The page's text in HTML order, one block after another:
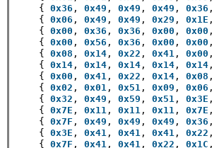
    {
0x36 , 0x49 , 0x49 , 0x49 , 0x36 ,
    {
0x06 , 0x49 , 0x49 , 0x29 , 0x1E ,
    {
0x00 , 0x36 , 0x36 , 0x00 , 0x00 ,
    {
0x00 , 0x56 , 0x36 , 0x00 , 0x00 ,
    {
0x08 , 0x14, 0x22 , 0x41 , 0x00 ,
    {
0x14, 0x14, 0x14, 0x14, 0x14,
    {
0x00 , 0x41 , 0x22 , 0x14, 0x08 ,
    {
0x02 , 0x01 , 0x51 , 0x09 , 0x06 ,
    {
0x32 , 0x49 , 0x59 , 0x51 , 0x3E ,
    {
0x7E , 0x11 , 0x11 , 0x11 , 0x7E ,
    {
0x7F , 0x49 , 0x49 , 0x49 , 0x36 ,
    {
0x3E , 0x41 , 0x41 , 0x41 , 0x22 ,
    {
0x7F , 0x41 , 0x41 , 0x22 , 0x1C ,